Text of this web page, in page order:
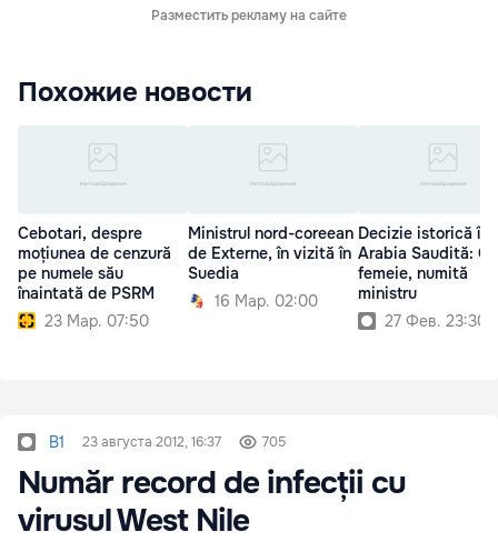
Разместить рекламу на сайте
Похожие новости
Cebotari, despre
moțiunea de cenzură
pe numele său
înaintată de PSRM
23 Мар. 07:50
Ministrul nord-coreean
de Externe, în vizită în
Suedia
16 Мар. 02:00
Decizie istorică în
Arabia Saudită: O
femeie, numită
ministru
27 Фев. 23:30
B1 23 августа 2012, 16:37 705
Număr record de infecții cu
virusul West Nile